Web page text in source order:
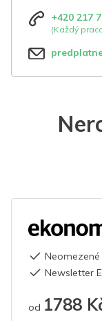
+420 217
(Každý
Newsletter
od 1788